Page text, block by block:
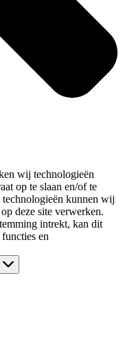
wij technologieën
op te slaan en/of te
technologieën kunnen wij
deze site verwerken.
intrekt, kan dit
en